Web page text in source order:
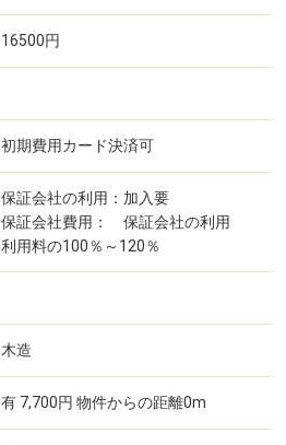
16500円
初期費用カード決済可
保証会社の利用：加入要
保証会社費用： 保証会社の利用
利用料の100％～120％
木造
有 7,700円 物件からの距離0m